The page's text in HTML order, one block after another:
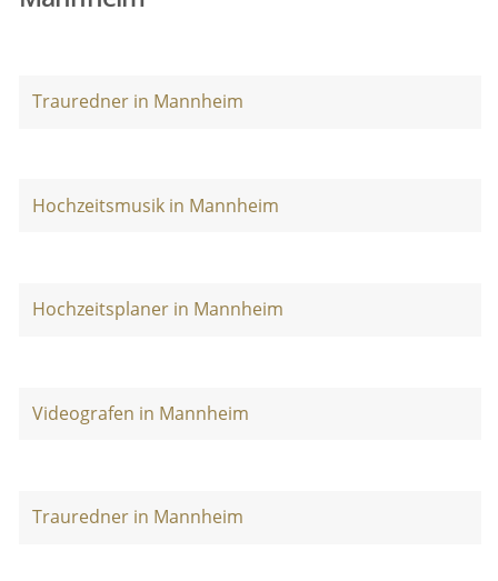
Trauredner in Mannheim
Hochzeitsmusik in Mannheim
Hochzeitsplaner in Mannheim
Videografen in Mannheim
Trauredner in Mannheim